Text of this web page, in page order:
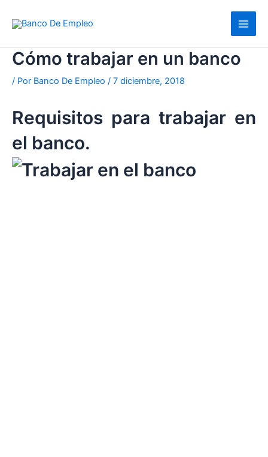
Cómo trabajar en un banco
/ Por Banco De Empleo / 7 diciembre, 2018
Requisitos para trabajar en
el banco.